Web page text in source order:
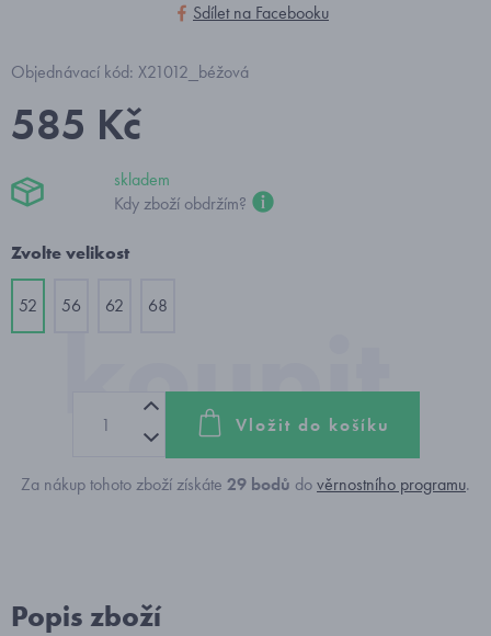
Sdílet na Facebooku
Objednávací kód: X21012_béžová
585 Kč
skladem
Kdy zboží obdržím?
Zvolte velikost
52 56 62 68
Vložit do košíku
Za nákup tohoto zboží získáte 29 bodů dověrnostního programu.
Popis zboží